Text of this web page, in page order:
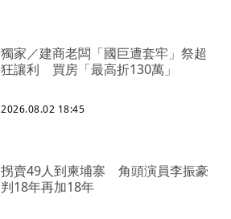
獨家／建商老闆「國巨遭套牢」祭超
狂讓利 買房「最高折130萬」
2026.08.02 18:45
拐賣49人到柬埔寨 角頭演員李振豪
判18年再加18年